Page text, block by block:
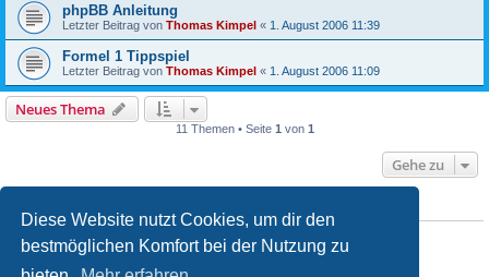
Diese Website nutzt Cookies, um dir den
bestmöglichen Komfort bei der Nutzung zu
phpBB Anleitung
Letzter Beitrag von Thomas Kimpel « 1. August 2006 11:39
Formel 1 Tippspiel
Letzter Beitrag von Thomas Kimpel « 1. August 2006 11:09
Neues Thema
11 Themen • Seite 1 von 1
Gehe zu
BERECHTIGUNGEN IN DIESEM FORUM
neuen Themen in diesem Forum erstellen.
Du darfstkeine
Antworten zu Themen in diesem Forum erstellen.